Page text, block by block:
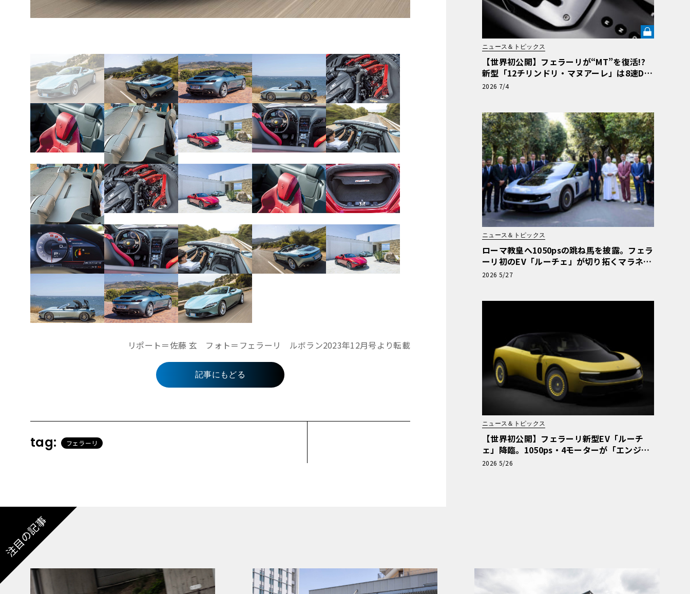
リポート＝佐藤 玄 フォト＝フェラーリ ルボラン2023年12月号より転載
記事にもどる
tag: フェラーリ
ニュース＆トピックス
【世界初公開】フェラーリが“MT”を復活!?
新型「12チリンドリ・マヌアーレ」は8速DC
Tで珠玉のシフトフィールを再現《LE VOLAN
2026 7/4
ニュース＆トピックス
ローマ教皇へ1050psの跳ね馬を披露。フェラ
ーリ初のEV「ルーチェ」が切り拓くマラネッ
ロの新章
2026 5/27
ニュース＆トピックス
【世界初公開】フェラーリ新型EV「ルーチ
ェ」降臨。1050ps・4モーターが「エンジン
車超え」の走りを作る理由
2026 5/26
注目の記事